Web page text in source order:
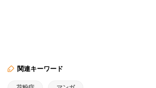
関連キーワード